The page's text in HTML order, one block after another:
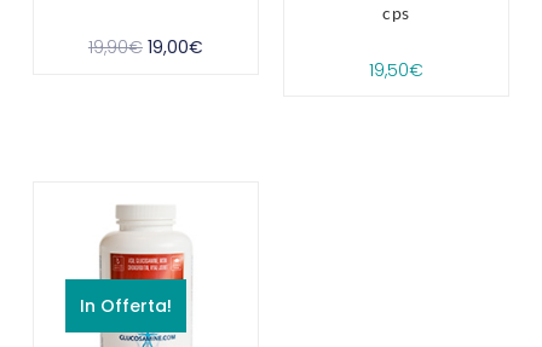
19,90€ 19,00€
cps
19,50€
In Offerta!